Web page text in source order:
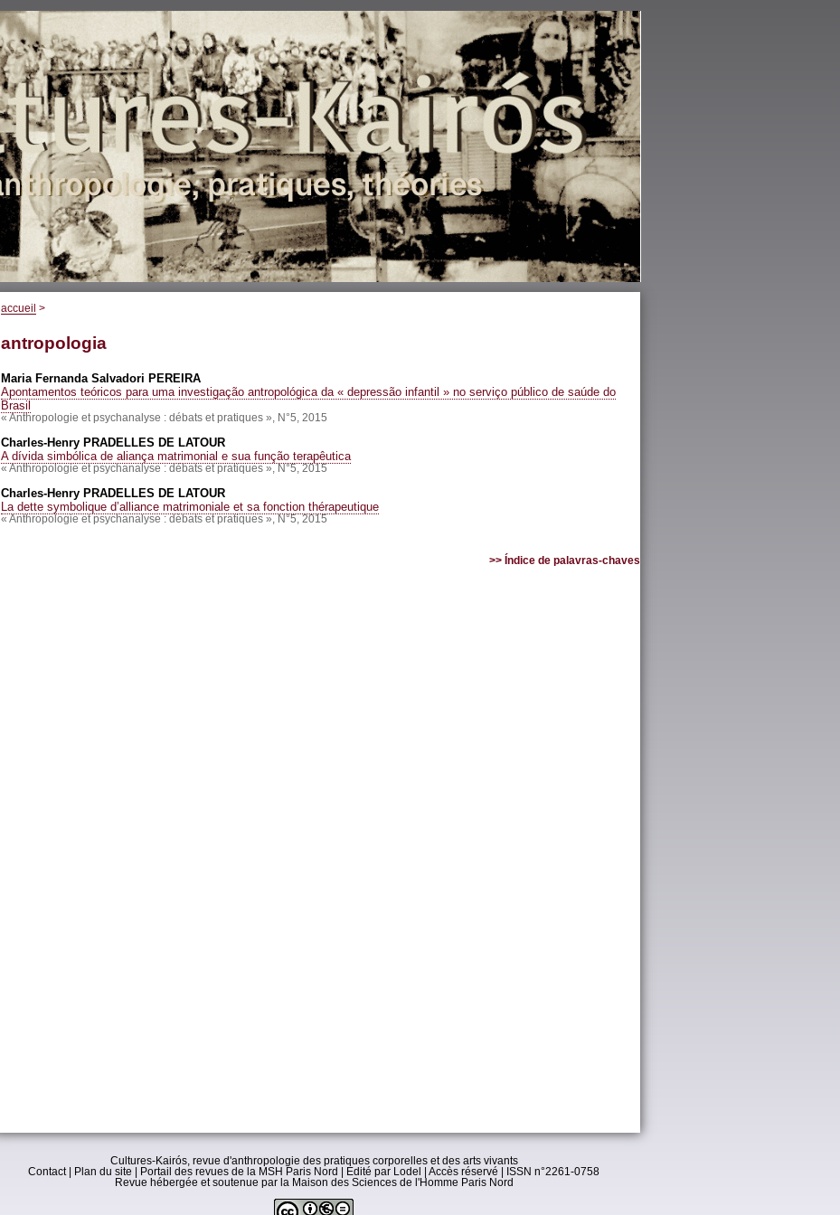
accueil >
antropologia
Maria Fernanda Salvadori PEREIRA
Apontamentos teóricos para uma investigação antropológica da « depressão infantil » no serviço público de saúde do
Brasil
« Anthropologie et psychanalyse : débats et pratiques », N°5, 2015
Charles-Henry PRADELLES DE LATOUR
A dívida simbólica de aliança matrimonial e sua função terapêutica
« Anthropologie et psychanalyse : débats et pratiques », N°5, 2015
Charles-Henry PRADELLES DE LATOUR
La dette symbolique d’alliance matrimoniale et sa fonction thérapeutique
« Anthropologie et psychanalyse : débats et pratiques », N°5, 2015
>> Índice de palavras-chaves
Cultures-Kairós, revue d'anthropologie des pratiques corporelles et des arts vivants
Contact| Plan du site Portail des revues de la MSH Paris Nord Edité par Lodel Accès réservé | ISSN n°2261-0758
Revue hébergée et soutenue par la Maison des Sciences de l'Homme Paris Nord